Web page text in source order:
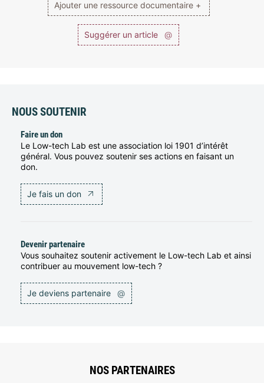
Ajouter une ressource documentaire +
Suggérer un article @
NOUS SOUTENIR
Faire un don
Le Low-tech Lab est une association loi 1901 d’intérêt
général. Vous pouvez soutenir ses actions en faisant un
don.
Je fais un don
Devenir partenaire
Vous souhaitez soutenir activement le Low-tech Lab et ainsi
contribuer au mouvement low-tech ?
Je deviens partenaire @
NOS PARTENAIRES